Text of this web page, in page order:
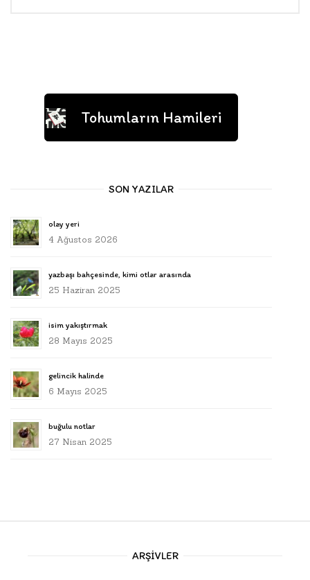
Tohumların Hamileri
SON YAZILAR
olay yeri
4 Ağustos 2026
yazbaşı bahçesinde, kimi otlar arasında
25 Haziran 2025
isim yakıştırmak
28 Mayıs 2025
gelincik halinde
6 Mayıs 2025
buğulu notlar
27 Nisan 2025
ARŞIVLER